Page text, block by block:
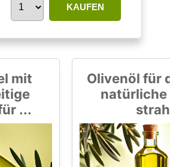
KAUFEN
mit
...
Olivenöl für
natürliche